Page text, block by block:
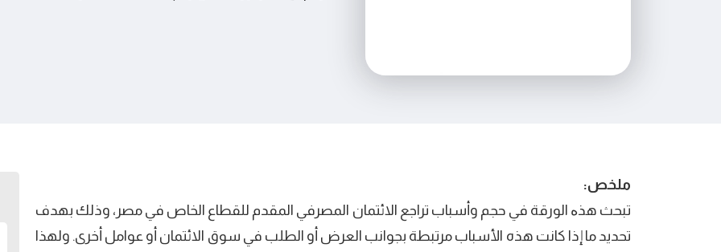
ﻣﻠﺨﺺ:
ﺗﺒﺤﺚ هذﻩ اﻟﻮرﻗﺔ ﻓﻲ ﺣﺠﻢ وأﺳﺒﺎب ﺗﺮاﺟﻊ اﻻﺋﺘﻤﺎن اﻟﻤﺼﺮﻓﻲ اﻟﻤﻘﺪم ﻟﻠﻘﻄﺎع اﻟﺨﺎص ﻓﻲ ﻣﺼﺮ، وذﻟﻚ ﺑﻬﺪف
ﺗﺤﺪﻳﺪ ﻣﺎ إذا كاﻧﺖ هذه اﻷﺳﺒﺎب ﻣﺮﺗﺒﻄﺔ ﺑﺠﻮاﻧﺐ اﻟﻌﺮض أو اﻟﻄﻠﺐ ﻓﻲ ﺳﻮق اﻻﺋﺘﻤﺎن أو ﻋﻮاﻣﻞ أﺧﺮى. وﻟﻬﺬا